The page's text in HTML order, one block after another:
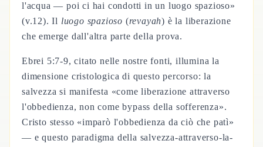
l'acqua — poi ci hai condotti in un luogo spazioso»
(v.12). Il luogo spazioso (revayah) è la liberazione
che emerge dall'altra parte della prova.
Ebrei 5:7-9, citato nelle nostre fonti, illumina la
dimensione cristologica di questo percorso: la
salvezza si manifesta «come liberazione attraverso
l'obbedienza, non come bypass della sofferenza».
Cristo stesso «imparò l'obbedienza da ciò che patì»
— e questo paradigma della salvezza-attraverso-la-